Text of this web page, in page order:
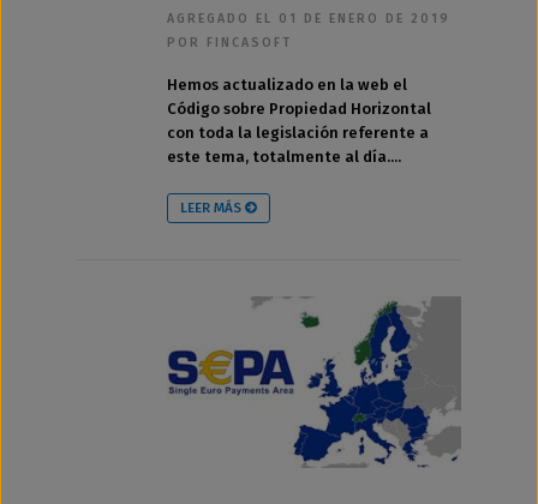
AGREGADO EL 01 DE ENERO DE 2019
POR FINCASOFT
Hemos actualizado en la web el
Código sobre Propiedad Horizontal
con toda la legislación referente a
este tema, totalmente al día....
LEER MÁS